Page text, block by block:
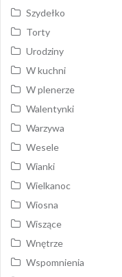
Szydełko
Torty
Urodziny
W kuchni
W plenerze
Walentynki
Warzywa
Wesele
Wianki
Wielkanoc
Wiosna
Wiszące
Wnętrze
Wspomnienia